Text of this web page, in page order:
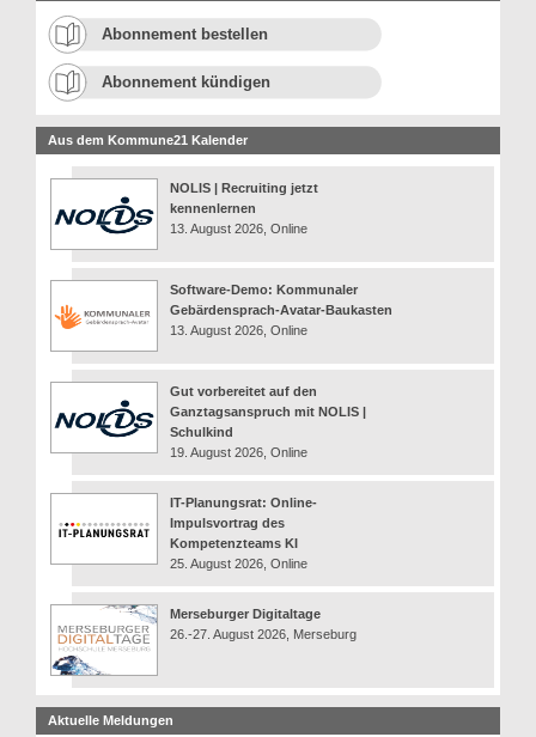
Abonnement bestellen
Abonnement kündigen
Aus dem Kommune21 Kalender
NOLIS | Recruiting jetzt
kennenlernen
13. August 2026, Online
Software-Demo: Kommunaler
Gebärdensprach-Avatar-Baukasten
13. August 2026, Online
Gut vorbereitet auf den
Ganztagsanspruch mit NOLIS |
Schulkind
19. August 2026, Online
IT-Planungsrat: Online-
Impulsvortrag des
Kompetenzteams KI
25. August 2026, Online
Merseburger Digitaltage
26.-27. August 2026, Merseburg
Aktuelle Meldungen